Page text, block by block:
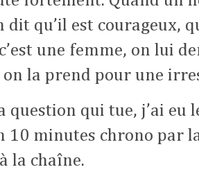
dit qu’il est courageux,
une femme, on lui
la prend pour une
question qui tue, j’ai
10 minutes chrono par
la chaîne.